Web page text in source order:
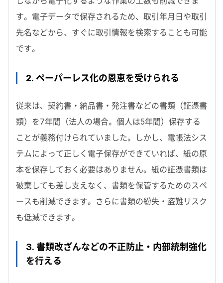
す。電子データで保存されるため、取引年月日や取引
先名などから、すぐに取引情報を検索することも可能
です。
2. ペーパーレス化の恩恵を受けられる
従来は、契約書・納品書・発注書などの書類（証憑書
類）を7年間（法人の場合。個人は5年間）保存する
ことが義務付けられていました。しかし、電帳法シス
テムによって正しく電子保存ができていれば、紙の原
本を保存しておく必要はありません。紙の証憑書類は
破棄しても差し支えなく、書類を保管するためのスペ
ースも削減できます。さらに書類の紛失・盗難リスク
も低減できます。
3. 書類改ざんなどの不正防止・内部統制強化
を行える